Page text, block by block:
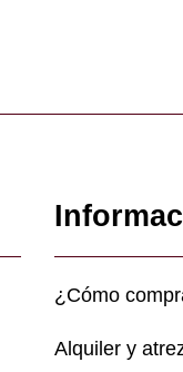
¿Cómo
Alquiler y